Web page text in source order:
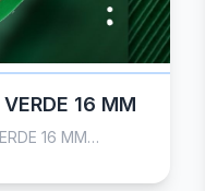
16 MM
16 MM…